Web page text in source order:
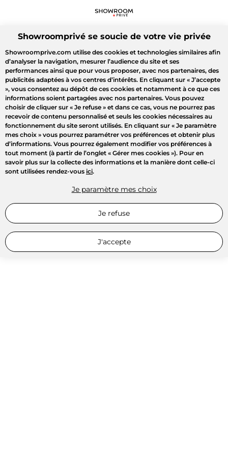
Showroomprivé se soucie de votre vie privée
Showroomprive.com utilise des cookies et technologies similaires afin
d’analyser la navigation, mesurer l’audience du site et ses
performances ainsi que pour vous proposer, avec nos partenaires, des
publicités adaptées à vos centres d’intérêts. En cliquant sur « J’accepte
», vous consentez au dépôt de ces cookies et notamment à ce que ces
informations soient partagées avec nos partenaires. Vous pouvez
choisir de cliquer sur « Je refuse » et dans ce cas, vous ne pourrez pas
recevoir de contenu personnalisé et seuls les cookies nécessaires au
fonctionnement du site seront utilisés. En cliquant sur « Je paramètre
mes choix » vous pourrez paramétrer vos préférences et obtenir plus
d’informations. Vous pourrez également modifier vos préférences à
tout moment (à partir de l’onglet « Gérer mes cookies »). Pour en
savoir plus sur la collecte des informations et la manière dont celle-ci
sont utilisées rendez-vous ici.
Je paramètre mes choix
Je refuse
J'accepte